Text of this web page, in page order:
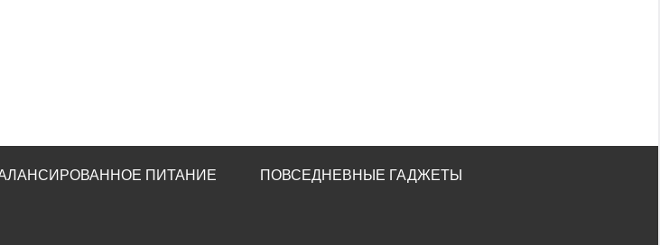
ПИТАНИЕ ПОВСЕДНЕВНЫЕ ГАДЖЕТЫ